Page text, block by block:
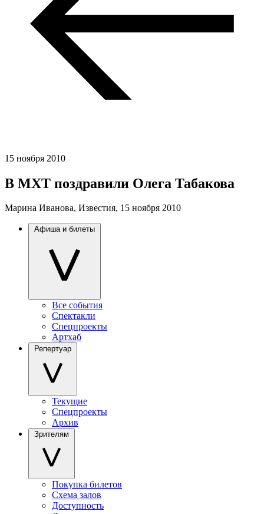
15 ноября 2010
В МХТ поздравили Олега Табакова
Марина Иванова, Известия, 15 ноября 2010
Афиша и билеты
Все события
Спектакли
Спецпроекты
Артхаб
Репертуар
Текущие
Спецпроекты
Архив
Зрителям
Покупка билетов
Схема залов
Доступность